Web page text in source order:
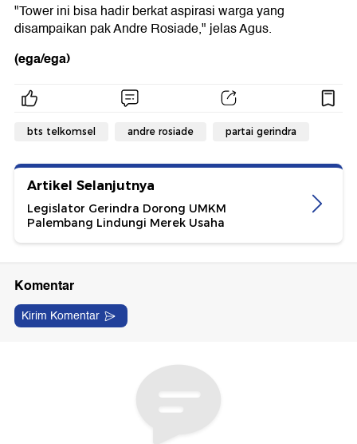
"Tower ini bisa hadir berkat aspirasi warga yang
disampaikan pak Andre Rosiade," jelas Agus.
(ega/ega)
bts telkomsel andre rosiade partai gerindra
Artikel Selanjutnya
Legislator Gerindra Dorong UMKM
Palembang Lindungi Merek Usaha